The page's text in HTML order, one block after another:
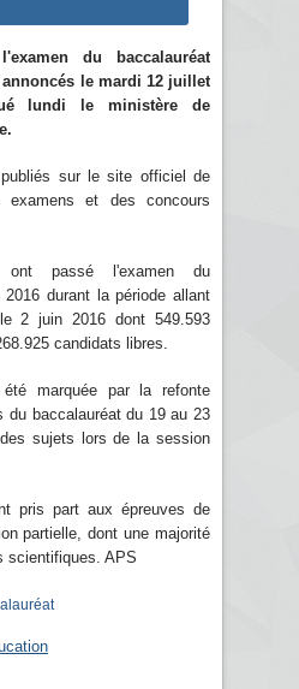
du baccalauréat
le mardi 12 juillet
lundi le ministère de
sur le site officiel de
examens et des concours
ont passé l'examen du
durant la période allant
2 juin 2016 dont 549.593
candidats libres.
marquée par la refonte
du baccalauréat du 19 au 23
sujets lors de la session
pris part aux épreuves de
partielle, dont une majorité
scientifiques. APS